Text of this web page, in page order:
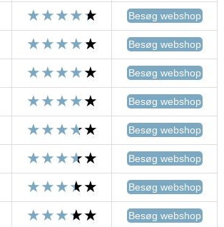
Besøg webshop
Besøg webshop
Besøg webshop
Besøg webshop
Besøg webshop
Besøg webshop
Besøg webshop
Besøg webshop